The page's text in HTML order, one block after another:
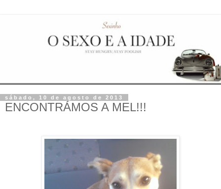
sábado, 10 de agosto de 2013
ENCONTRÁMOS A MEL!!!